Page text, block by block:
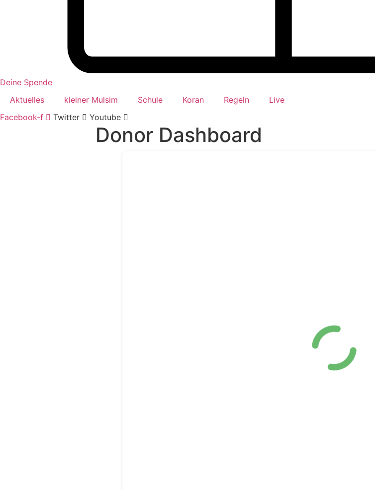
Deine Spende
Aktuelles
kleiner Mulsim Schule Koran Regeln
Live
Facebook-f
Twitter Youtube
Donor Dashboard